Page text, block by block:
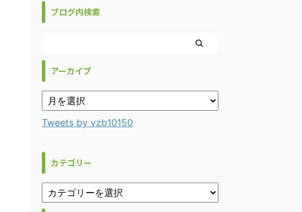
ブログ内検索
アーカイブ
Tweets by vzb10150
カテゴリー